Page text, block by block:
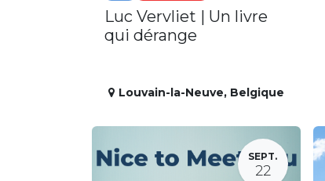
Luc Vervliet | Un livre
qui dérange
Louvain-la-Neuve, Belgique
SEPT.
22